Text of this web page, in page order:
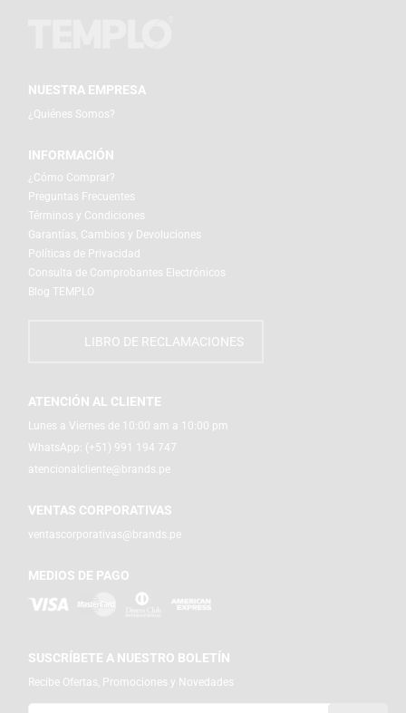
NUESTRA EMPRESA
¿Quiénes Somos?
INFORMACIÓN
¿Cómo Comprar?
Preguntas Frecuentes
Términos y Condiciones
Garantías, Cambios y Devoluciones
Políticas de Privacidad
Consulta de Comprobantes Electrónicos
Blog TEMPLO
LIBRO DE RECLAMACIONES
ATENCIÓN AL CLIENTE
Lunes a Viernes de 10:00 am a 10:00 pm
WhatsApp: (+51) 991 194 747
atencionalcliente@brands.pe
VENTAS CORPORATIVAS
ventascorporativas@brands.pe
MEDIOS DE PAGO
SUSCRÍBETE A NUESTRO BOLETÍN
Recibe Ofertas, Promociones y Novedades